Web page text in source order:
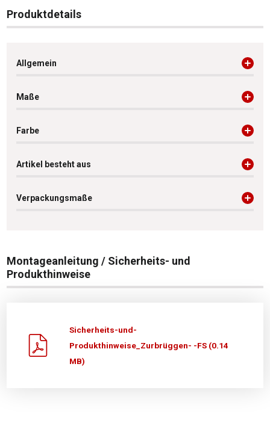
Produktdetails
Allgemein
Maße
Farbe
Artikel besteht aus
Verpackungsmaße
Montageanleitung / Sicherheits- und
Produkthinweise
Sicherheits-und-
Produkthinweise_Zurbrüggen- -FS (0.14
MB)